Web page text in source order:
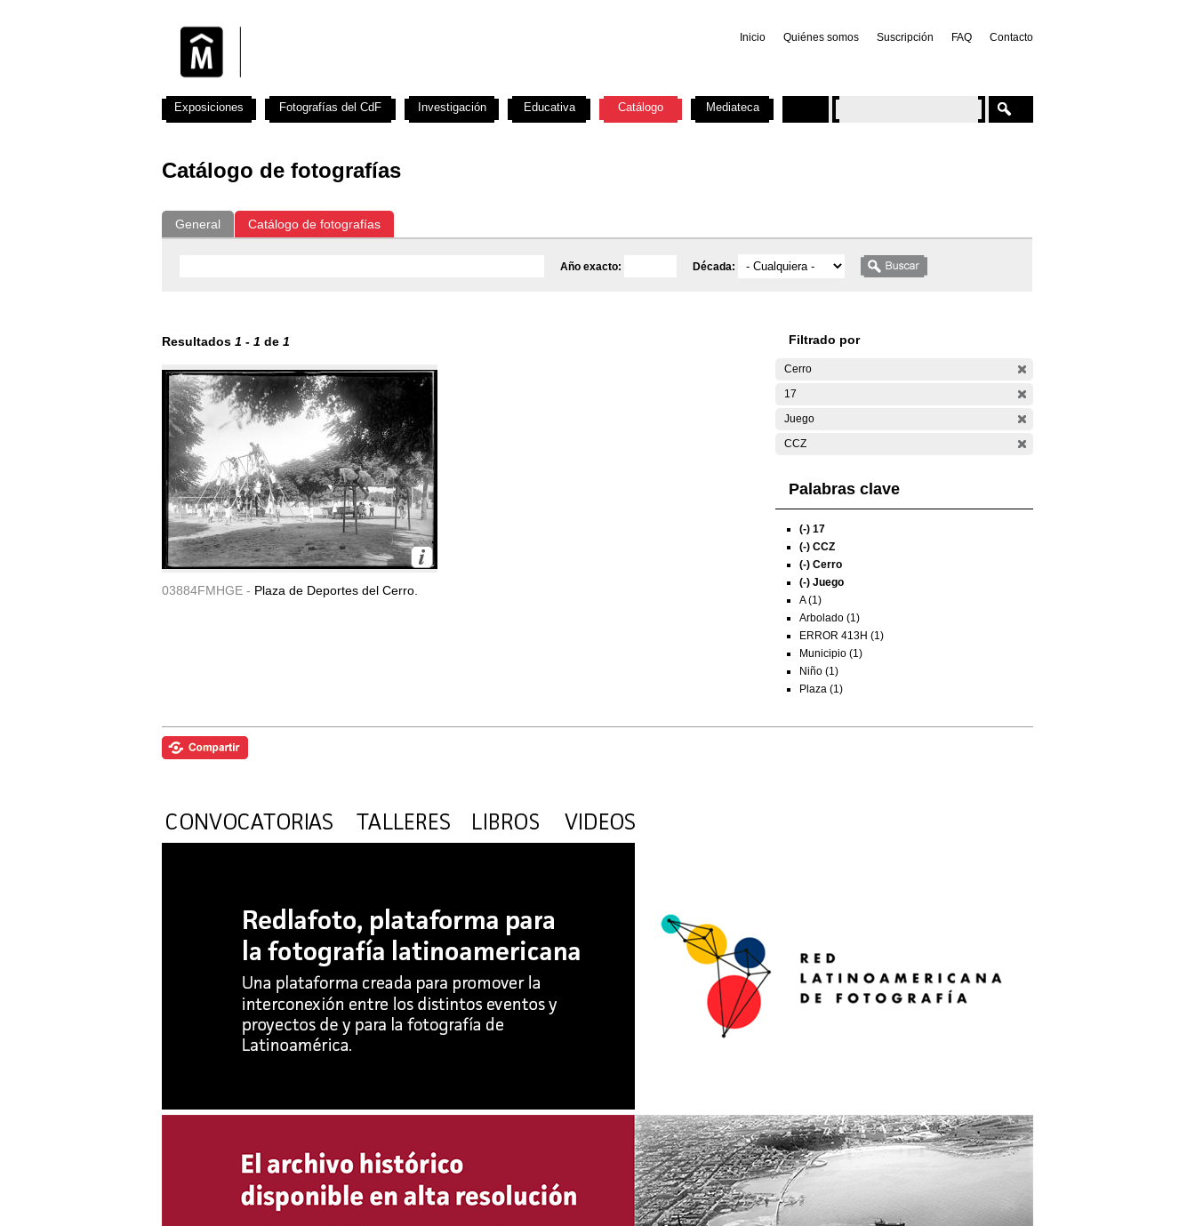
Inicio Quiénes somos Suscripción FAQ Contacto
Catálogo de fotografías
General Catálogo de fotografías
Año exacto: Década:
Resultados 1 - 1 de 1
03884FMHGE - Plaza de Deportes del Cerro.
Filtrado por
Cerro
17
Juego
CCZ
Palabras clave
(-) 17
(-) CCZ
(-) Cerro
(-) Juego
A (1)
Arbolado (1)
ERROR 413H (1)
Municipio (1)
Niño (1)
Plaza (1)
Exposiciones Fotografías del CdF Investigación Educativa Catálogo Mediateca